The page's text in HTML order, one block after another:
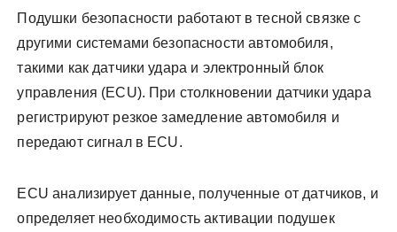
Подушки безопасности работают в тесной связке с
другими системами безопасности автомобиля,
такими как датчики удара и электронный блок
управления (ECU). При столкновении датчики удара
регистрируют резкое замедление автомобиля и
передают сигнал в ECU.
ECU анализирует данные, полученные от датчиков, и
определяет необходимость активации подушек